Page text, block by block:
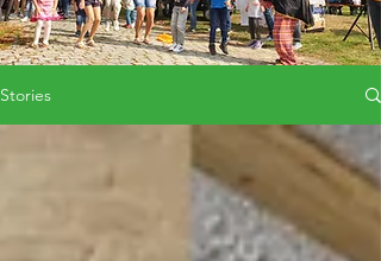
Stories